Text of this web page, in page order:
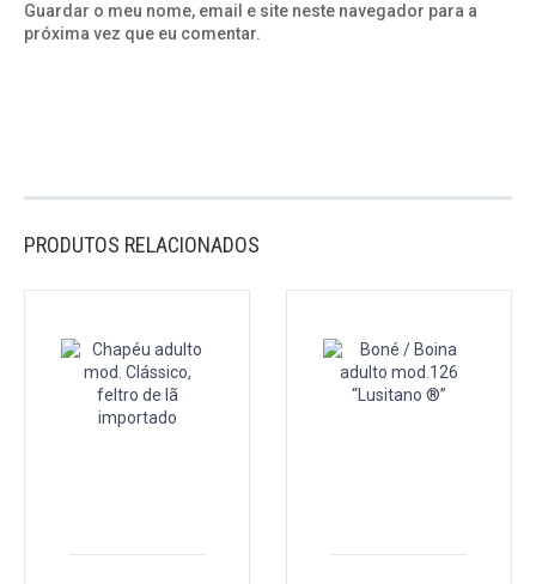
Guardar o meu nome, email e site neste navegador para a
próxima vez que eu comentar.
PRODUTOS RELACIONADOS